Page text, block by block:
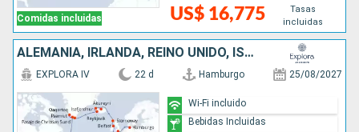
Comidas incluidas US$ 16,775
Tasas
incluidas
ALEMANIA, IRLANDA, REINO UNIDO, ISLANDIA, GROENLANDIA, ANTIGUA Y BARBUDA, CANADÁ
EXPLORA IV 22 d Hamburgo 25/08/2027
Wi-Fi incluido
Bebidas Incluidas